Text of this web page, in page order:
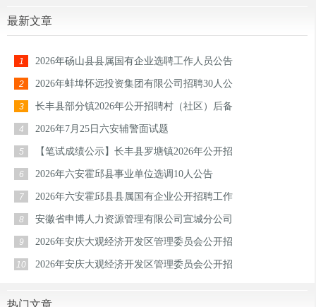
最新文章
1 2026年砀山县县属国有企业选聘工作人员公告
2 2026年蚌埠怀远投资集团有限公司招聘30人公
3 长丰县部分镇2026年公开招聘村（社区）后备
4 2026年7月25日六安辅警面试题
5 【笔试成绩公示】长丰县罗塘镇2026年公开招
6 2026年六安霍邱县事业单位选调10人公告
7 2026年六安霍邱县县属国有企业公开招聘工作
8 安徽省申博人力资源管理有限公司宣城分公司
9 2026年安庆大观经济开发区管理委员会公开招
10 2026年安庆大观经济开发区管理委员会公开招
热门文章